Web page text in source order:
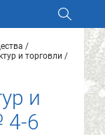
и торговли
и
4-6